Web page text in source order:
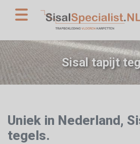
Sisal tapijt
Uniek in Nederland,
tegels.